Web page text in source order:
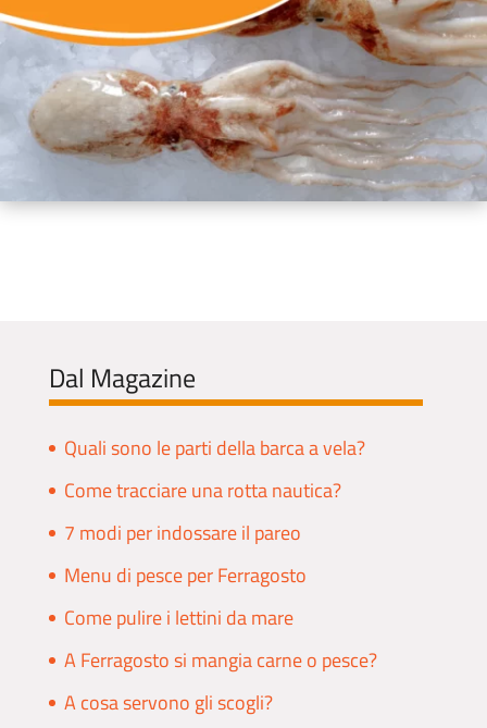
Dal Magazine
Quali sono le parti della barca a vela?
Come tracciare una rotta nautica?
7 modi per indossare il pareo
Menu di pesce per Ferragosto
Come pulire i lettini da mare
A Ferragosto si mangia carne o pesce?
A cosa servono gli scogli?